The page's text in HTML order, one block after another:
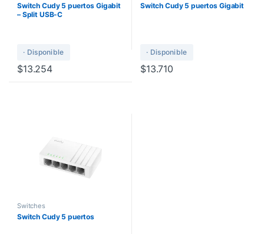
Switch Cudy 5 puertos Gigabit
– Split USB-C
· Disponible
$13.254
Switch Cudy 5 puertos Gigabit
· Disponible
$13.710
Switches
Switch Cudy 5 puertos